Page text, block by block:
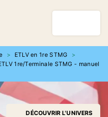
> ETLV en 1re STMG
>
1re/Terminale STMG - manuel
DÉCOUVRIR L'UNIVERS